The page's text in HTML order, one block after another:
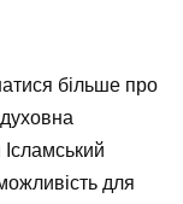
більше про
для